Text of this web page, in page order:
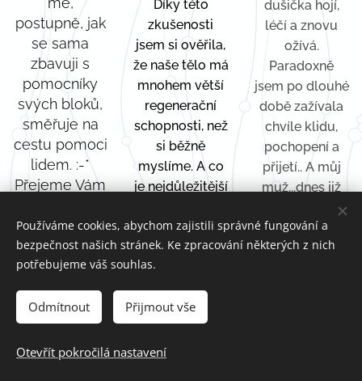
postupně, jak
se sama
zbavuji s
pomocníky
svých bloků,
směřuje na
cestu pomoci
lidem. :-*
Přejeme Vám
milovaným
mužem jen to
nejlepší a
zase potkáme
osobně na
Vašich
Díky této
zkušenosti
jsem si ověřila,
že naše tělo má
mnohem větší
regenerační
schopnosti, než
si běžně
myslíme. A co
je nejdůležitější
JE MOŽNÉ
PŘEDÁVAT
DÁL. Pokud jste
otevření novým
možnostem a
nebojíte se
zkusit něco, co
dušička hojí,
léčí a znovu
ožívá.
Paradoxně
jsem po dlouhé
době zažívala
chvíle klidu,
pochopení a
přijetí.. A můj
muž...dnes již
bývalý, začal
být najednou
přístupný
Používáme cookies, abychom zajistili správné fungování a
bezpečnost našich stránek. Ke zpracování některých z nich
potřebujeme váš souhlas.
Odmítnout Přijmout vše
Otevřít pokročilá nastavení